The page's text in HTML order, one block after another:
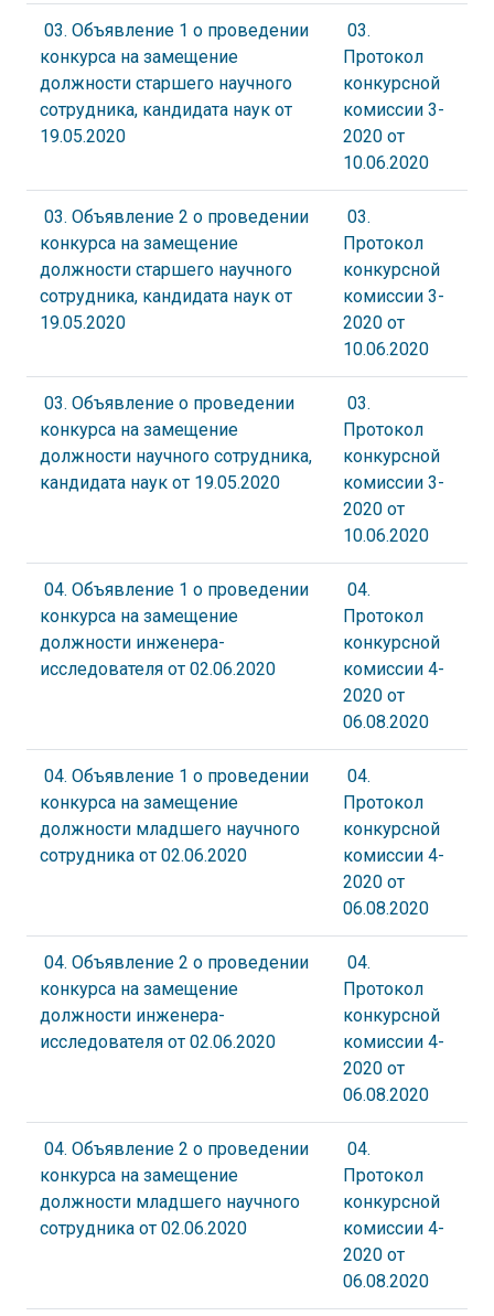
03. Объявление 1 о проведении
конкурса на замещение
должности старшего научного
сотрудника, кандидата наук от
19.05.2020
03.
Протокол
конкурсной
комиссии 3-
2020 от
10.06.2020
03. Объявление 2 о проведении
конкурса на замещение
должности старшего научного
сотрудника, кандидата наук от
19.05.2020
03.
Протокол
конкурсной
комиссии 3-
2020 от
10.06.2020
03. Объявление о проведении
конкурса на замещение
должности научного сотрудника,
кандидата наук от 19.05.2020
03.
Протокол
конкурсной
комиссии 3-
2020 от
10.06.2020
04. Объявление 1 о проведении
конкурса на замещение
должности инженера-
исследователя от 02.06.2020
04.
Протокол
конкурсной
комиссии 4-
2020 от
06.08.2020
04. Объявление 1 о проведении
конкурса на замещение
должности младшего научного
сотрудника от 02.06.2020
04.
Протокол
конкурсной
комиссии 4-
2020 от
06.08.2020
04. Объявление 2 о проведении
конкурса на замещение
должности инженера-
исследователя от 02.06.2020
04.
Протокол
конкурсной
комиссии 4-
2020 от
06.08.2020
04. Объявление 2 о проведении
конкурса на замещение
должности младшего научного
сотрудника от 02.06.2020
04.
Протокол
конкурсной
комиссии 4-
2020 от
06.08.2020